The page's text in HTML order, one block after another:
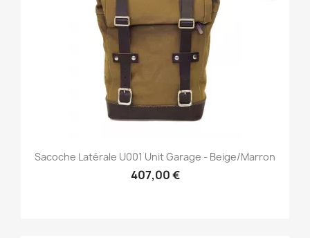
Sacoche Latérale U001 Unit Garage - Beige/marron
407,00 €